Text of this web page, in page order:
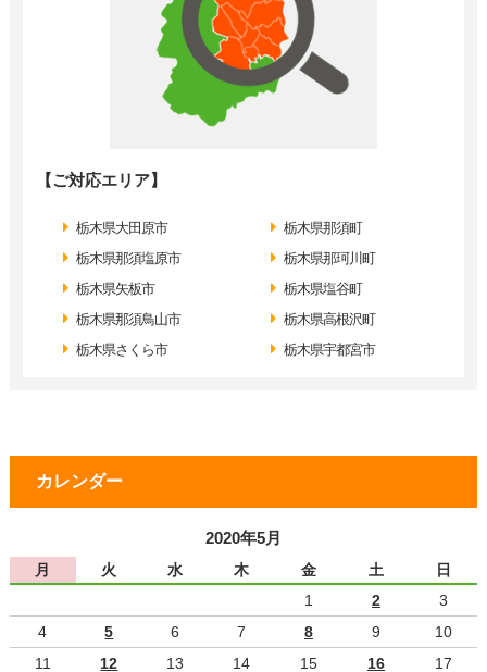
【ご対応エリア】
栃木県大田原市
栃木県那須塩原市
栃木県矢板市
栃木県那須鳥山市
栃木県さくら市
栃木県那須町
栃木県那珂川町
栃木県塩谷町
栃木県高根沢町
栃木県宇都宮市
カレンダー
2020年5月
月 火 水 木 金 土
日
1
2
3
4
5 6 7 8 9
10
11
12 13 14 15 16 17